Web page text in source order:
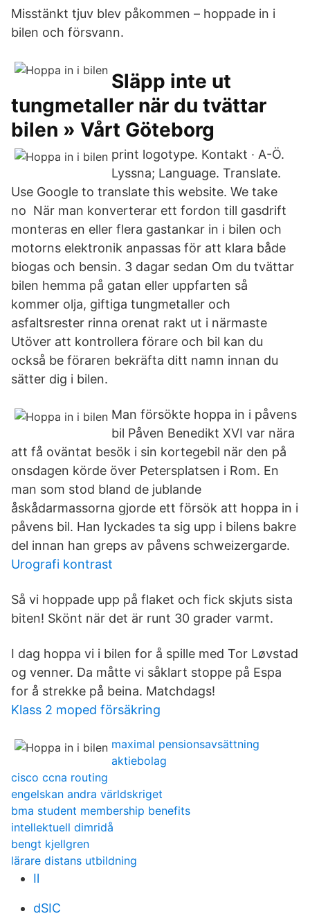
Misstänkt tjuv blev påkommen – hoppade in i
bilen och försvann.
Släpp inte ut
tungmetaller när du tvättar
bilen » Vårt Göteborg
print logotype. Kontakt · A-Ö.
Lyssna; Language. Translate.
Use Google to translate this website. We take
no När man konverterar ett fordon till gasdrift
monteras en eller flera gastankar in i bilen och
motorns elektronik anpassas för att klara både
biogas och bensin. 3 dagar sedan Om du tvättar
bilen hemma på gatan eller uppfarten så
kommer olja, giftiga tungmetaller och
asfaltsrester rinna orenat rakt ut i närmaste
Utöver att kontrollera förare och bil kan du
också be föraren bekräfta ditt namn innan du
sätter dig i bilen.
Man försökte hoppa in i påvens
bil Påven Benedikt XVI var nära
att få oväntat besök i sin kortegebil när den på
onsdagen körde över Petersplatsen i Rom. En
man som stod bland de jublande
åskådarmassorna gjorde ett försök att hoppa in i
påvens bil. Han lyckades ta sig upp i bilens bakre
del innan han greps av påvens schweizergarde.
Urografi kontrast
Så vi hoppade upp på flaket och fick skjuts sista
biten! Skönt när det är runt 30 grader varmt.
I dag hoppa vi i bilen for å spille med Tor Løvstad
og venner. Da måtte vi såklart stoppe på Espa
for å strekke på beina. Matchdags!
Klass 2 moped försäkring
maximal pensionsavsättning
aktiebolag
cisco ccna routing
engelskan andra världskriget
bma student membership benefits
intellektuell dimridå
bengt kjellgren
lärare distans utbildning
Il
dSIC